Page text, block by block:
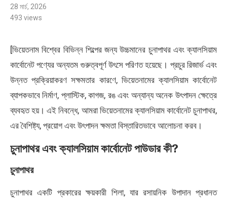
28 মার্চ, 2026
493 views
[ভিয়েতনাম বিশ্বের বিভিন্ন শিল্পের জন্য উচ্চমানের চুনাপাথর এবং ক্যালসিয়াম
কার্বোনেট পণ্যের অন্যতম গুরুত্বপূর্ণ উৎসে পরিণত হয়েছে। প্রচুর রিজার্ভ এবং
উন্নত প্রক্রিয়াকরণ সক্ষমতার কারণে, ভিয়েতনামের ক্যালসিয়াম কার্বোনেট
ব্যাপকভাবে নির্মাণ, প্লাস্টিক, কাগজ, রঙ এবং অন্যান্য অনেক উৎপাদন ক্ষেত্রে
ব্যবহৃত হয়। এই নিবন্ধে, আমরা ভিয়েতনামের ক্যালসিয়াম কার্বোনেট চুনাপাথর,
এর বৈশিষ্ট্য, প্রয়োগ এবং উৎপাদন ক্ষমতা বিস্তারিতভাবে আলোচনা করব।
চুনাপাথর এবং ক্যালসিয়াম কার্বোনেট পাউডার কী?
চুনাপাথর
চুনাপাথর একটি প্রকারের ক্ষয়কারী শিলা, যার রসায়নিক উপাদান প্রধানত